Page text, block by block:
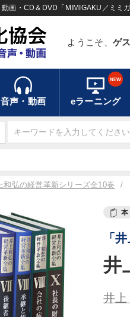
画・CD＆DVD「MIMIGAKU／ミミ
ようこそ、 ゲ
音声・動画 eラーニング
NEW
和弘の経営革新シリーズ全10巻
本
「
井
井